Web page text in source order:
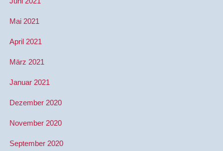
Mai 2021
April 2021
März 2021
Januar 2021
Dezember 2020
November 2020
September 2020